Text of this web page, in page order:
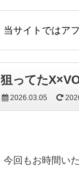
当サイトではア
狙ってた
2026.03.05
今回もお時間い